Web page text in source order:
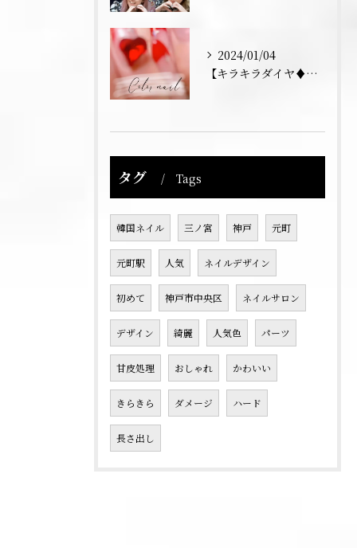
2024/01/04
【キラキラダイヤ♦️フレンチネイル】
タグ Tags
韓国ネイル 三ノ宮 神戸 元町
元町駅 人気 ネイルデザイン
初めて 神戸市中央区 ネイルサロン
デザイン 綺麗 人気色 パーツ
甘皮処理 おしゃれ かわいい
きらきら ダメージ ハード
長さ出し